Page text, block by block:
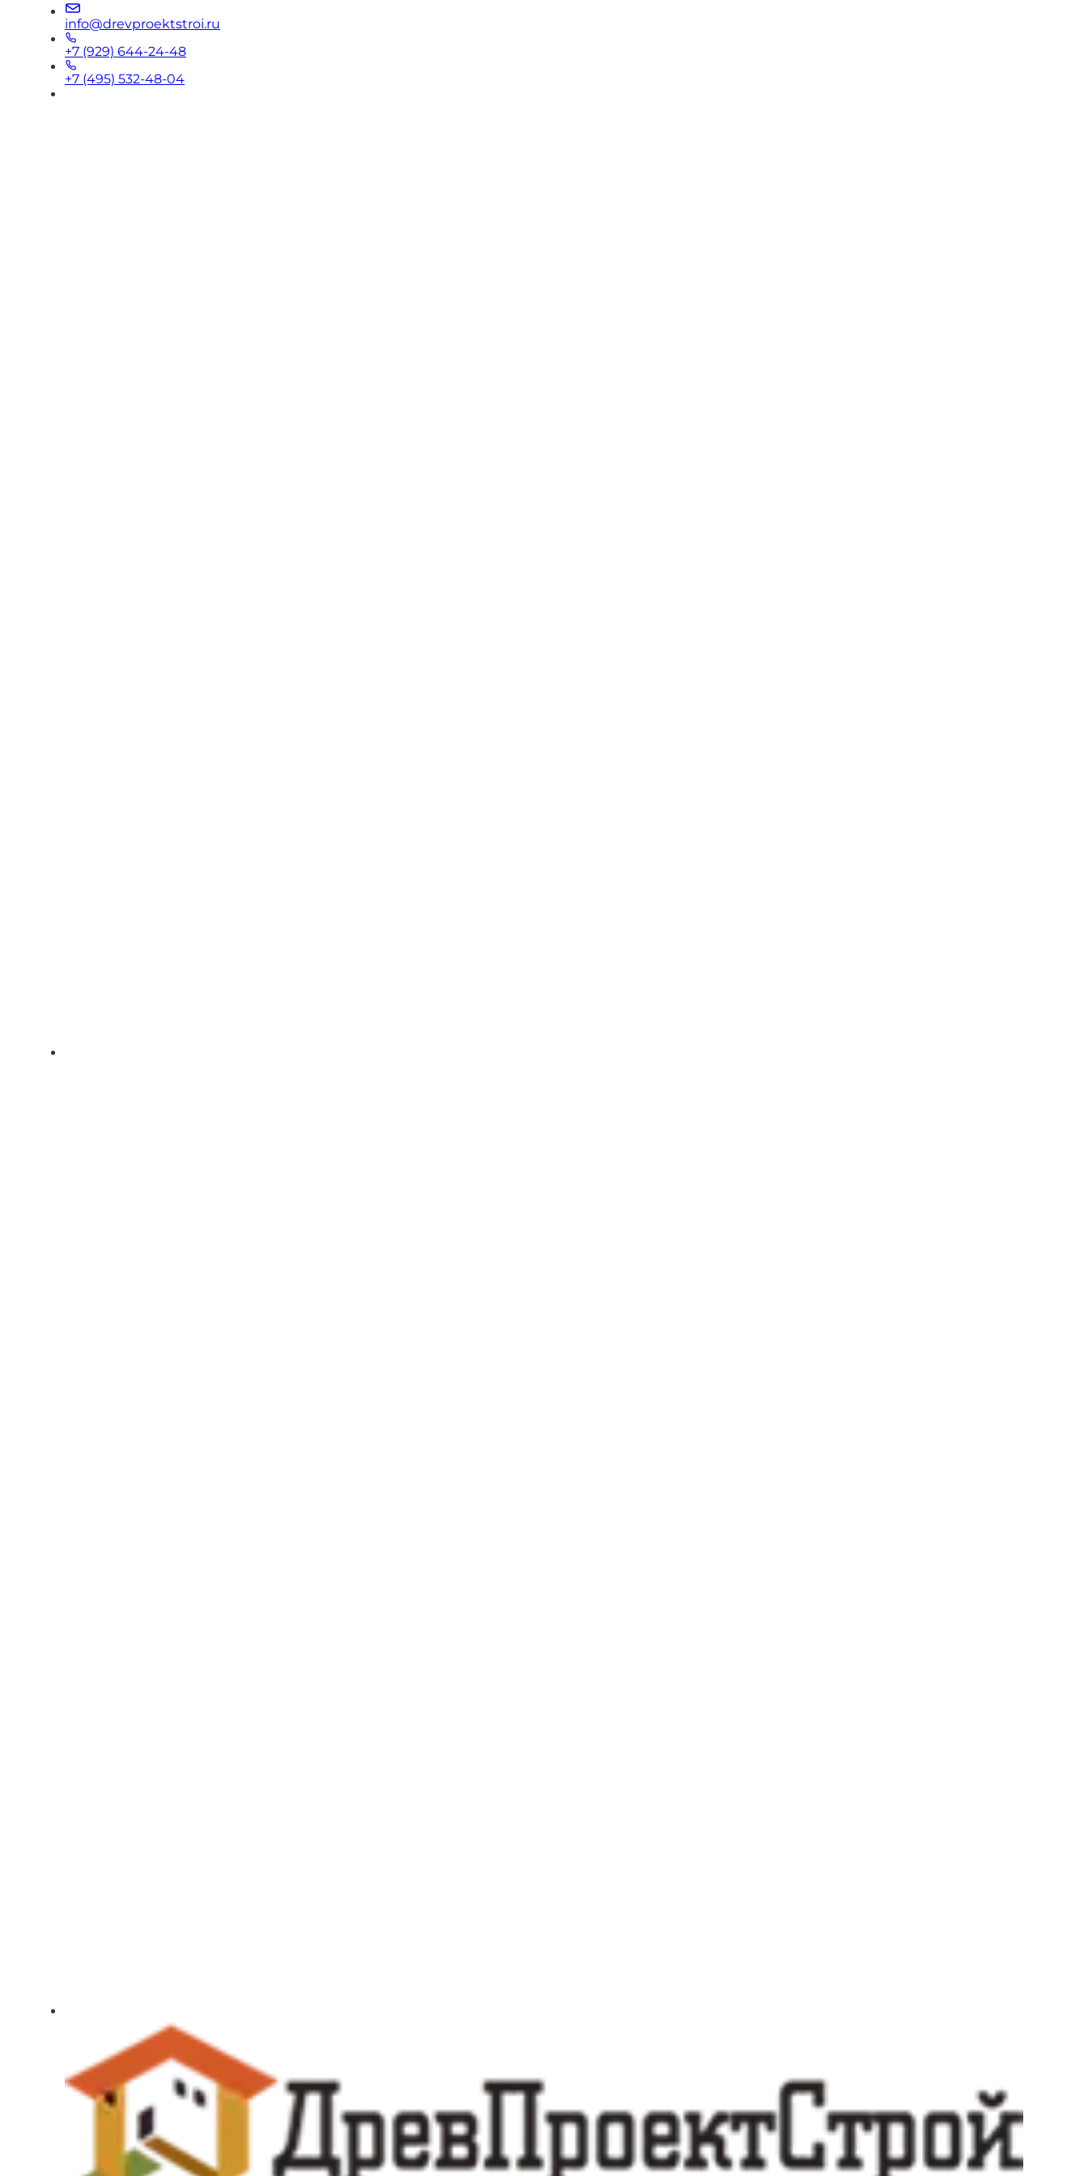
info@drevproektstroi.ru
+7 (929) 644-24-48
+7 (495) 532-48-04